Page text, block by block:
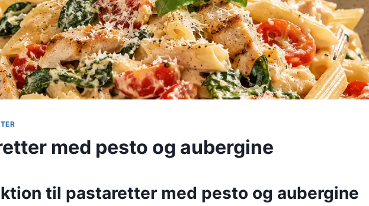
med pesto og aubergine
til pastaretter med pesto og aubergine